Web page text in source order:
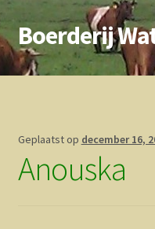
Ga
door
naar
Ga
direct
naar
Boerderij
Home
Biokoe
Geplaatst op december 16,
Anouska